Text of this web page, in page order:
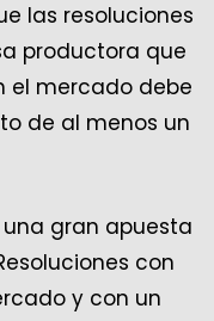
las resoluciones
productora que
el mercado debe
de al menos un
una gran apuesta
con
y con un